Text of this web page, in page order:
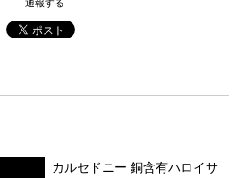
通報する
カルセドニー 銅含有ハロイサ